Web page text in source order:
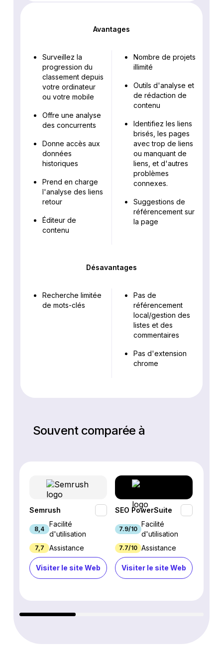
Avantages
Surveillez la
progression du
classement depuis
votre ordinateur
ou votre mobile
Offre une analyse
des concurrents
Donne accès aux
données
historiques
Prend en charge
l'analyse des liens
retour
Éditeur de
contenu
Nombre de projets
illimité
Outils d'analyse et
de rédaction de
contenu
Identifiez les liens
brisés, les pages
avec trop de liens
ou manquant de
liens, et d'autres
problèmes
connexes.
Suggestions de
référencement sur
la page
Désavantages
Recherche limitée
de mots-clés
Pas de
référencement
local/gestion des
listes et des
commentaires
Pas d'extension
chrome
Souvent comparée à
Semrush
8,4
Facilité
d'utilisation
7,7 Assistance
Visiter le site Web
SEO PowerSuite
7.9/10
Facilité
d'utilisation
7.7/10 Assistance
Visiter le site Web